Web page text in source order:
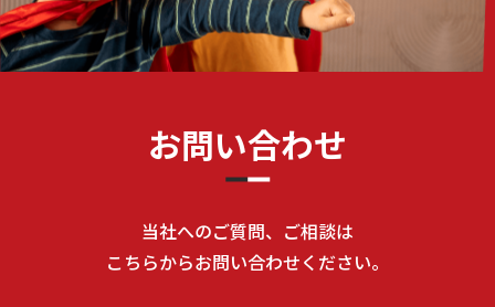
お問い合わせ
当社へのご質問、ご相談は
こちらからお問い合わせください。